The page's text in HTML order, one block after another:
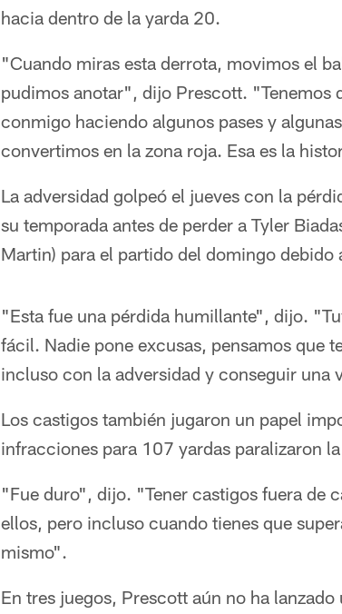
hacia dentro de la yarda 20.
"Cuando miras esta derrota, movimos el
pudimos anotar", dijo Prescott. "Tenemos
conmigo haciendo algunos pases y
convertimos en la zona roja. Esa es la
La adversidad golpeó el jueves con la
su temporada antes de perder a Tyler
Martin) para el partido del domingo debido
"Esta fue una pérdida humillante", dijo.
fácil. Nadie pone excusas, pensamos que
incluso con la adversidad y conseguir
Los castigos también jugaron un papel
infracciones para 107 yardas paralizaron
"Fue duro", dijo. "Tener castigos fuera de
ellos, pero incluso cuando tienes que
mismo".
En tres juegos, Prescott aún no ha